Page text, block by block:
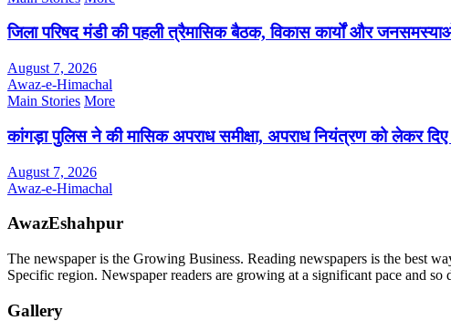
जिला परिषद मंडी की पहली त्रैमासिक बैठक, विकास कार्यों और
August 7, 2026
Awaz-e-Himachal
Main Stories More
कांगड़ा पुलिस ने की मासिक अपराध समीक्षा, अपराध नियंत्रण को लेकर
August 7, 2026
Awaz-e-Himachal
AwazEshahpur
The newspaper is the Growing Business. Reading newspapers is the best
Specific region. Newspaper readers are growing at a significant pace and so
Gallery